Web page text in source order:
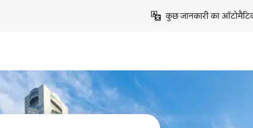
कुछ जानकारी का